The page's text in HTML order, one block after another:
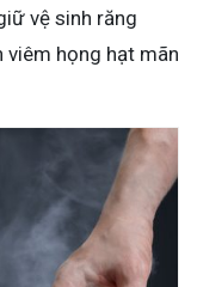
vệ sinh răng
viêm họng hạt mãn